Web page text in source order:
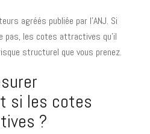
agréés publiée par l’ANJ. Si
pas, les cotes attractives qu’il
structurel que vous prenez.
si les cotes
?